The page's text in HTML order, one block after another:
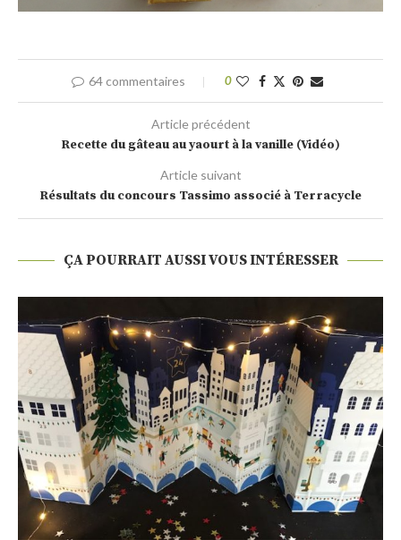
64 commentaires 0
Article précédent
Recette du gâteau au yaourt à la vanille (Vidéo)
Article suivant
Résultats du concours Tassimo associé à Terracycle
ÇA POURRAIT AUSSI VOUS INTÉRESSER